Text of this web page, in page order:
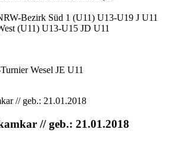
Bezirk Süd 1 (U11) U13-U19 J U11
(U11) U13-U15 JD U11
Wesel JE U11
// geb.: 21.01.2018